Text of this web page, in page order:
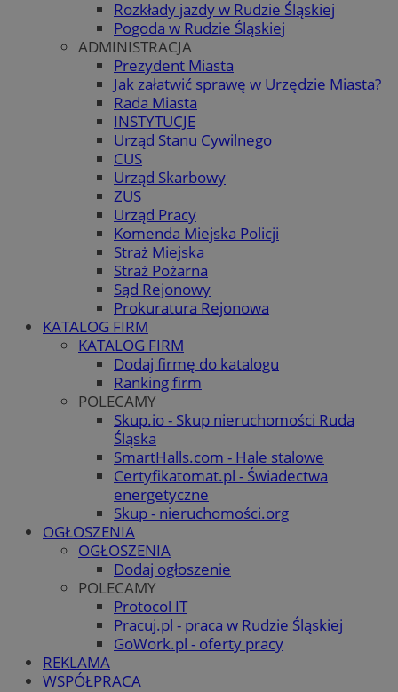
Rozkłady jazdy w Rudzie Śląskiej
Pogoda w Rudzie Śląskiej
ADMINISTRACJA
Prezydent Miasta
Jak załatwić sprawę w Urzędzie Miasta?
Rada Miasta
INSTYTUCJE
Urząd Stanu Cywilnego
CUS
Urząd Skarbowy
ZUS
Urząd Pracy
Komenda Miejska Policji
Straż Miejska
Straż Pożarna
Sąd Rejonowy
Prokuratura Rejonowa
KATALOG FIRM
KATALOG FIRM
Dodaj firmę do katalogu
Ranking firm
POLECAMY
Skup.io - Skup nieruchomości Ruda
Śląska
SmartHalls.com - Hale stalowe
Certyfikatomat.pl - Świadectwa
energetyczne
Skup - nieruchomości.org
OGŁOSZENIA
OGŁOSZENIA
Dodaj ogłoszenie
POLECAMY
Protocol IT
Pracuj.pl - praca w Rudzie Śląskiej
GoWork.pl - oferty pracy
REKLAMA
WSPÓŁPRACA